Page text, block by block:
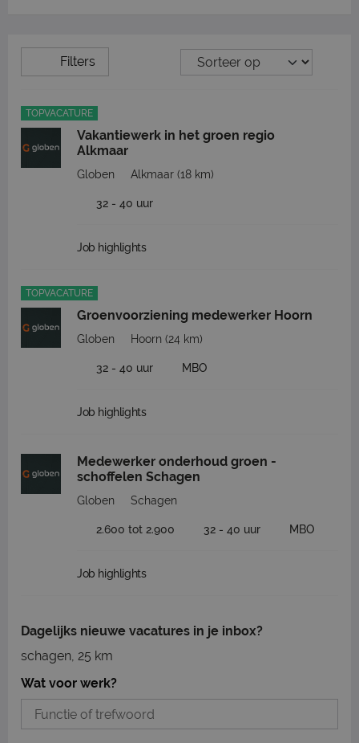
Filters
TOPVACATURE
Vakantiewerk in het groen regio
Alkmaar
Globen Alkmaar (18 km)
32 - 40 uur
Job highlights
TOPVACATURE
Groenvoorziening medewerker Hoorn
Globen Hoorn (24 km)
32 - 40 uur MBO
Job highlights
Medewerker onderhoud groen -
schoffelen Schagen
Globen Schagen
2.600 tot 2.900 32 - 40 uur MBO
Job highlights
Dagelijks nieuwe vacatures in je inbox?
schagen, 25 km
Wat voor werk?